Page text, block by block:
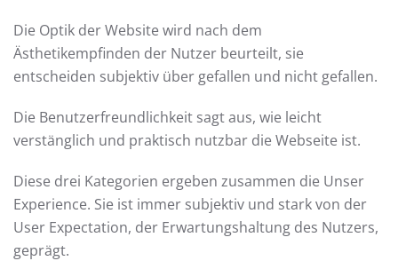
Die Optik der Website wird nach dem
Ästhetikempfinden der Nutzer beurteilt, sie
entscheiden subjektiv über gefallen und nicht gefallen.
Die Benutzerfreundlichkeit sagt aus, wie leicht
verstänglich und praktisch nutzbar die Webseite ist.
Diese drei Kategorien ergeben zusammen die Unser
Experience. Sie ist immer subjektiv und stark von der
User Expectation, der Erwartungshaltung des Nutzers,
geprägt.